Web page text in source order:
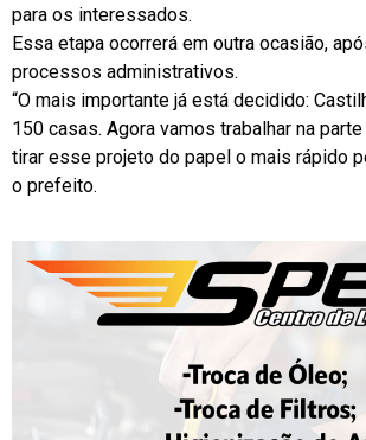
para os interessados.
Essa etapa ocorrerá em outra ocasião,
processos administrativos.
“O mais importante já está decidido:
150 casas. Agora vamos trabalhar na
tirar esse projeto do papel o mais rápido
o prefeito.